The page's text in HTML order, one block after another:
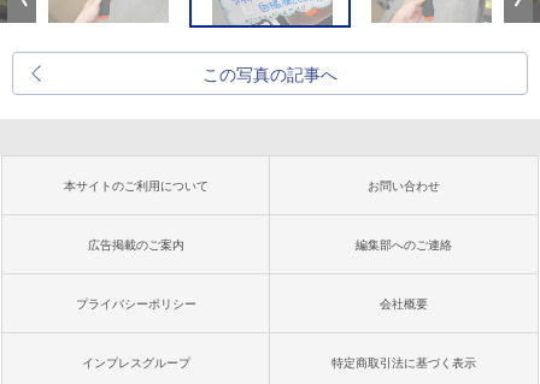
この写真の記事へ
本サイトのご利用について お問い合わせ
広告掲載のご案内 編集部へのご連絡
プライバシーポリシー 会社概要
インプレスグループ 特定商取引法に基づく表示